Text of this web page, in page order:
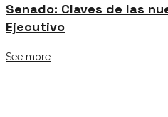
Senado: Claves de las
Ejecutivo
See more